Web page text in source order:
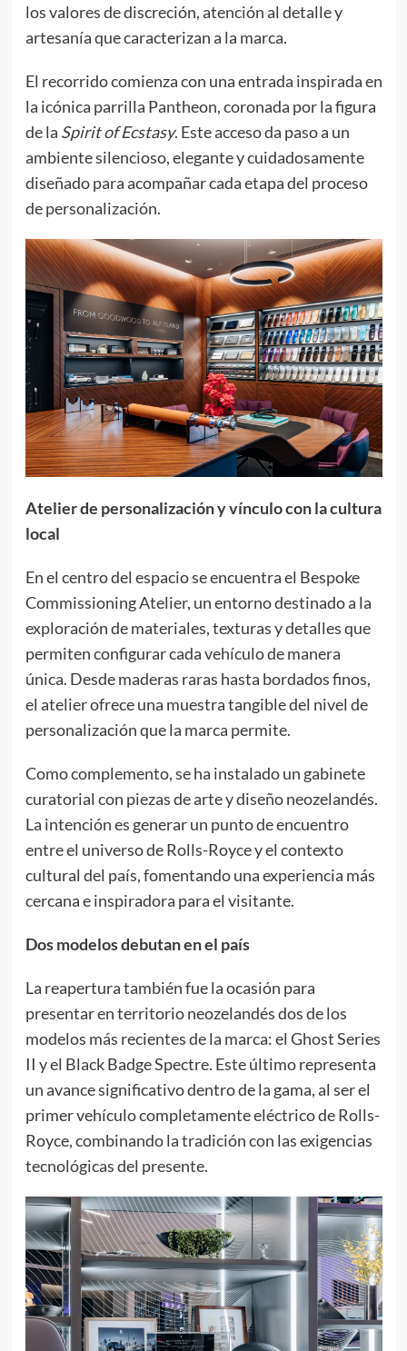
los valores de discreción, atención al detalle y
artesanía que caracterizan a la marca.
El recorrido comienza con una entrada inspirada en
la icónica parrilla Pantheon, coronada por la figura
de la Spirit of Ecstasy. Este acceso da paso a un
ambiente silencioso, elegante y cuidadosamente
diseñado para acompañar cada etapa del proceso
de personalización.
Atelier de personalización y vínculo con la cultura
local
En el centro del espacio se encuentra el Bespoke
Commissioning Atelier, un entorno destinado a la
exploración de materiales, texturas y detalles que
permiten configurar cada vehículo de manera
única. Desde maderas raras hasta bordados finos,
el atelier ofrece una muestra tangible del nivel de
personalización que la marca permite.
Como complemento, se ha instalado un gabinete
curatorial con piezas de arte y diseño neozelandés.
La intención es generar un punto de encuentro
entre el universo de Rolls-Royce y el contexto
cultural del país, fomentando una experiencia más
cercana e inspiradora para el visitante.
Dos modelos debutan en el país
La reapertura también fue la ocasión para
presentar en territorio neozelandés dos de los
modelos más recientes de la marca: el Ghost Series
II y el Black Badge Spectre. Este último representa
un avance significativo dentro de la gama, al ser el
primer vehículo completamente eléctrico de Rolls-
Royce, combinando la tradición con las exigencias
tecnológicas del presente.